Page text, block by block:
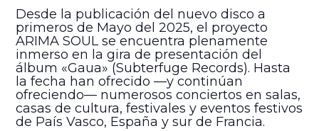
Desde la publicación del nuevo disco a
primeros de Mayo del 2025, el proyecto
ARIMA SOUL se encuentra plenamente
inmerso en la gira de presentación del
álbum «Gaua» (Subterfuge Records). Hasta
la fecha han ofrecido —y continúan
ofreciendo— numerosos conciertos en salas,
casas de cultura, festivales y eventos festivos
de País Vasco, España y sur de Francia.